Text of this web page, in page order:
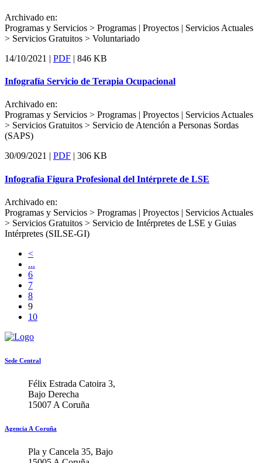
Archivado en:
Programas y Servicios > Programas | Proyectos | Servicios Actuales
> Servicios Gratuitos > Voluntariado
14/10/2021 | PDF | 846 KB
Infografía Servicio de Terapia Ocupacional
Archivado en:
Programas y Servicios > Programas | Proyectos | Servicios Actuales
> Servicios Gratuitos > Servicio de Atención a Personas Sordas
(SAPS)
30/09/2021 | PDF 306 KB
Infografía Figura Profesional del Intérprete de LSE
Archivado en:
Programas y Servicios > Programas | Proyectos | Servicios Actuales
> Servicios Gratuitos > Servicio de Intérpretes de LSE y Guias
Intérpretes (SILSE-GI)
<
...
6
7
8
9
10
Sede Central
Félix Estrada Catoira 3,
Bajo Derecha
15007 A Coruña
Agencia A Coruña
Pla y Cancela 35, Bajo